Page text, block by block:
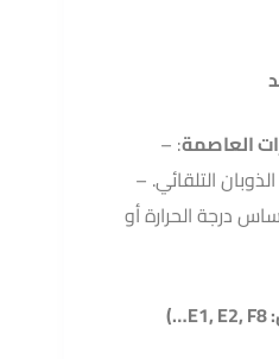
العاصمة: –
التلقائي. –
درجة الحرارة أو